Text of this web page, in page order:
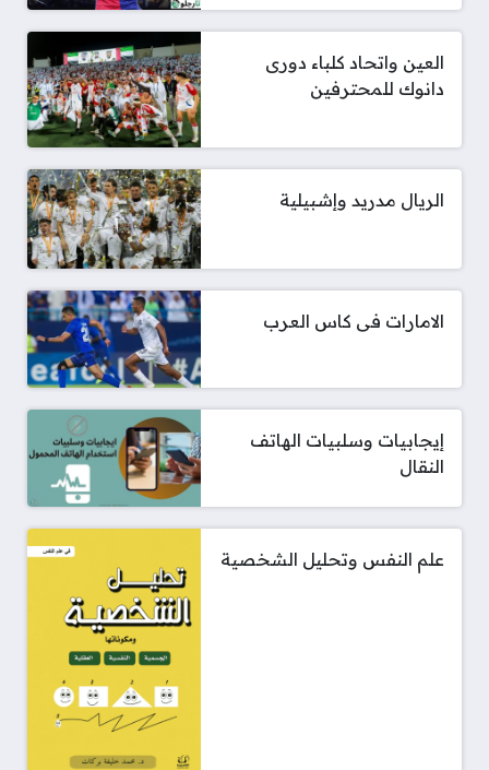
العين واتحاد كلباء دورى
دانوك للمحترفين
الريال مدريد وإشبيلية
الامارات فى كاس العرب
إيجابيات وسلبيات الهاتف
النقال
علم النفس وتحليل الشخصية